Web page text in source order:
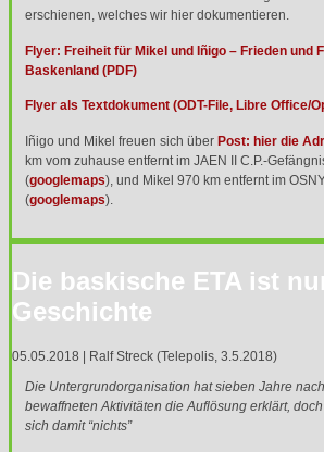
erschienen, welches wir hier dokumentieren.
Flyer: Freiheit für Mikel und Iñigo – Frieden und
Baskenland (PDF)
Flyer als Textdokument (ODT-File, Libre Office/
Iñigo und Mikel freuen sich über Post: hier die
km vom zuhause entfernt im JAEN II C.P.-
(googlemaps), und Mikel 970 km entfernt im
(googlemaps).
Die baskische ETA ist
Geschichte
05.05.2018 | Ralf Streck (Telepolis, 3.5.2018)
Die Untergrundorganisation hat sieben Jahre
bewaffneten Aktivitäten die Auflösung erklärt,
sich damit “nichts”